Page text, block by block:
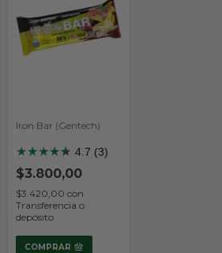
Iron Bar (Gentech)
★★★★★
★ 4.7 (3)
$3.800,00
$3.420,00 con
Transferencia o
depósito
COMPRAR